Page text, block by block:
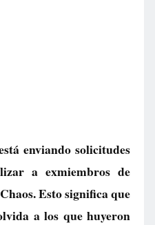
enviando solicitudes
a exmiembros de
Esto significa que
a los que huyeron